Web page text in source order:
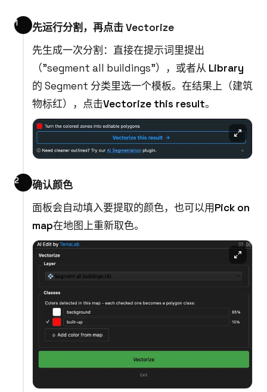
先运行分割，再点击 Vectorize
先生成一次分割：直接在提示词里提出
（"segment all buildings"），或者从 Library
的 Segment 分类里选一个模板。在结果上（建筑
物标红），点击Vectorize this result。
确认颜色
面板会自动填入要提取的颜色，也可以用Pick on
map在地图上重新取色。